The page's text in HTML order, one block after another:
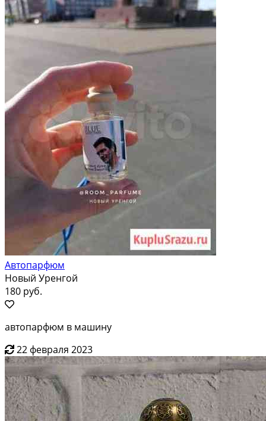
Автопарфюм
Новый Уренгой
180 руб.
автопарфюм в машину
22 февраля 2023